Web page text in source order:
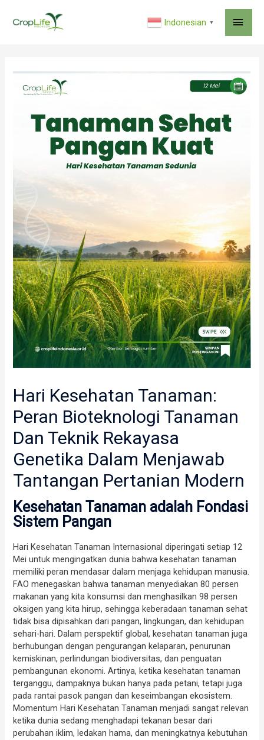
Indonesian ▼
Hari Kesehatan Tanaman:
Peran Bioteknologi Tanaman
Dan Teknik Rekayasa
Genetika Dalam Menjawab
Tantangan Pertanian Modern
Kesehatan Tanaman adalah Fondasi
Sistem Pangan
Hari Kesehatan Tanaman Internasional diperingati setiap 12
Mei untuk mengingatkan dunia bahwa kesehatan tanaman
memiliki peran mendasar dalam menjaga kehidupan manusia.
FAO menegaskan bahwa tanaman menyediakan 80 persen
makanan yang kita konsumsi dan menghasilkan 98 persen
oksigen yang kita hirup, sehingga keberadaan tanaman sehat
tidak bisa dipisahkan dari pangan, lingkungan, dan kehidupan
sehari-hari. Dalam perspektif global, kesehatan tanaman juga
berhubungan dengan pengurangan kelaparan, penurunan
kemiskinan, perlindungan biodiversitas, dan penguatan
pembangunan ekonomi. Artinya, ketika kesehatan tanaman
terganggu, dampaknya bukan hanya pada petani, tetapi juga
pada rantai pasok pangan dan keseimbangan ekosistem.
Momentum Hari Kesehatan Tanaman menjadi sangat relevan
ketika dunia sedang menghadapi tekanan besar dari
perubahan iklim, ledakan hama, dan meningkatnya kebutuhan